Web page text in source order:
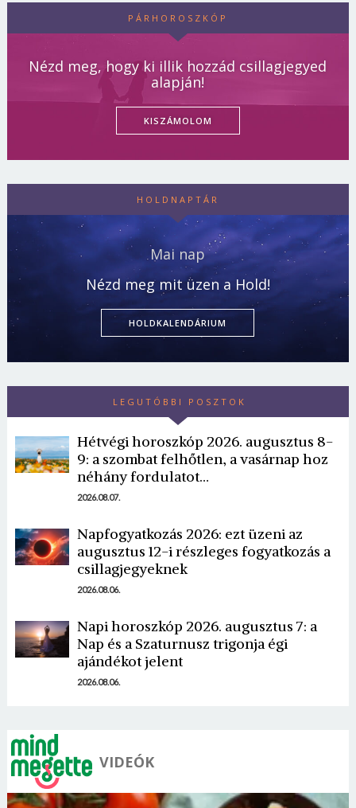
PÁRHOROSZKÓP
Nézd meg, hogy ki illik hozzád csillagjegyed
alapján!
KISZÁMOLOM
HOLDNAPTÁR
Mai nap
Nézd meg mit üzen a Hold!
HOLDKALENDÁRIUM
LEGUTÓBBI POSZTOK
Hétvégi horoszkóp 2026. augusztus 8-
9: a szombat felhőtlen, a vasárnap hoz
néhány fordulatot…
2026.08.07.
Napfogyatkozás 2026: ezt üzeni az
augusztus 12-i részleges fogyatkozás a
csillagjegyeknek
2026.08.06.
Napi horoszkóp 2026. augusztus 7: a
Nap és a Szaturnusz trigonja égi
ajándékot jelent
2026.08.06.
VIDEÓK